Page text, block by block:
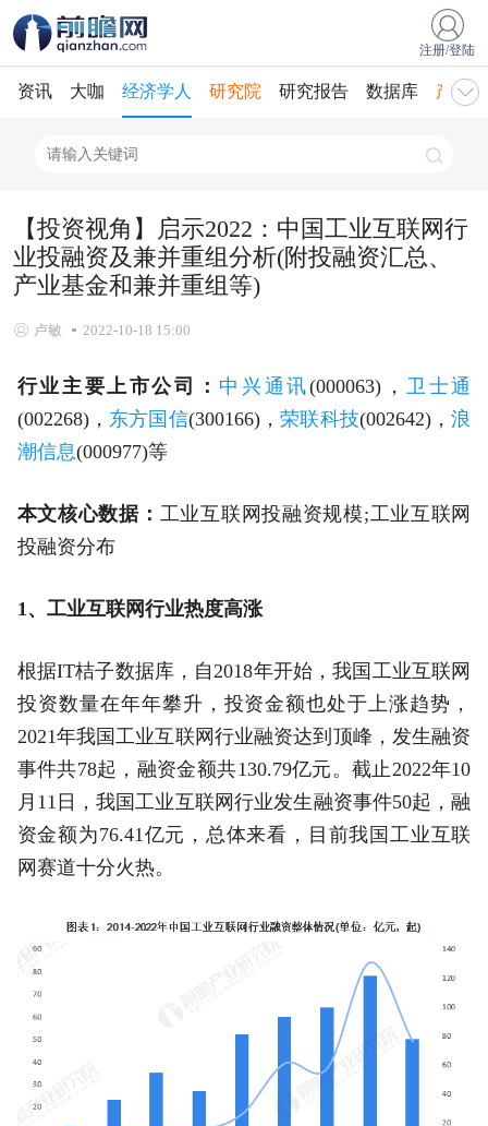
注册/登陆
资讯 大咖 经济学人 研究院 研究报告 数据库 产业
【投资视角】启示2022：中国工业互联网行
业投融资及兼并重组分析(附投融资汇总、
产业基金和兼并重组等)
卢敏 2022-10-18 15:00
行业主要上市公司： 中兴通讯(000063)， 卫士通
(002268)， 东方国信(300166)，荣联科技(002642)，浪
潮信息(000977)等
本文核心数据： 工业互联网投融资规模;工业互联网
投融资分布
1、工业互联网行业热度高涨
根据IT桔子数据库，自2018年开始，我国工业互联网
投资数量在年年攀升，投资金额也处于上涨趋势，
2021年我国工业互联网行业融资达到顶峰，发生融资
事件共78起，融资金额共130.79亿元。截止2022年10
月11日，我国工业互联网行业发生融资事件50起，融
资金额为76.41亿元，总体来看，目前我国工业互联
网赛道十分火热。